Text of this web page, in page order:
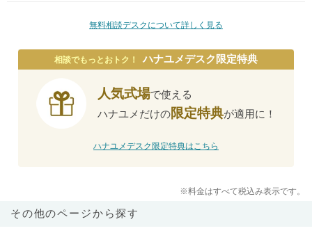
無料相談デスクについて詳しく見る
相談でもっとおトク！ ハナユメデスク限定特典
人気式場で使える
ハナユメだけの限定特典が適用に！
ハナユメデスク限定特典はこちら
※料金はすべて税込み表示です。
その他のページから探す